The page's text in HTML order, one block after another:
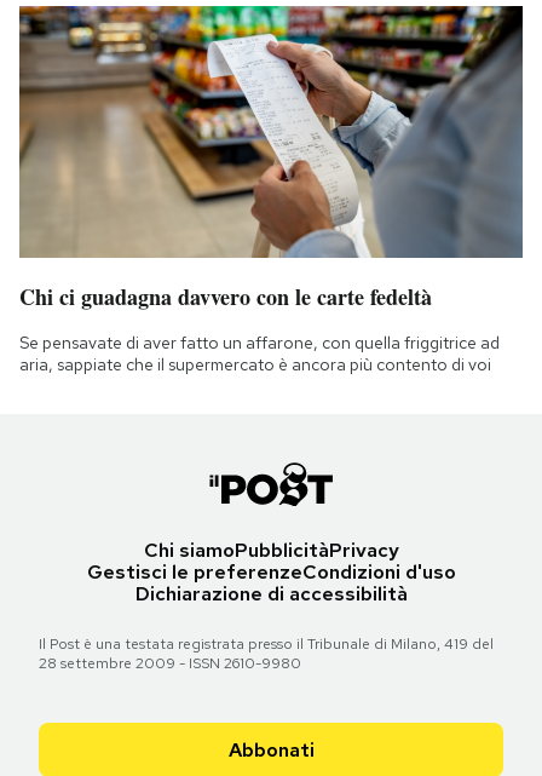
Chi ci guadagna davvero con le carte fedeltà
Se pensavate di aver fatto un affarone, con quella friggitrice ad
aria, sappiate che il supermercato è ancora più contento di voi
Chi siamoPubblicitàPrivacy
Gestisci le preferenzeCondizioni d'uso
Dichiarazione di accessibilità
Il Post è una testata registrata presso il Tribunale di Milano, 419 del
28 settembre 2009 - ISSN 2610-9980
Abbonati